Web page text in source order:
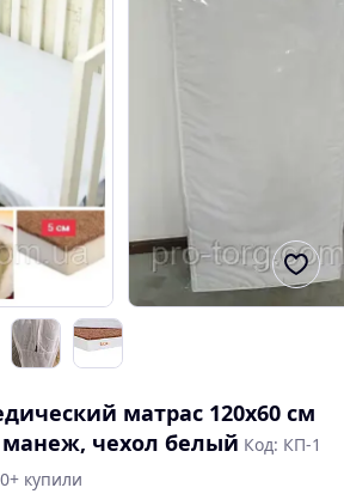
матрас 120х60 см
манеж, чехол белый Код: КП-1
купили